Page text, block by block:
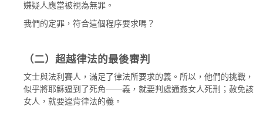
嫌疑人應當被視為無罪。
我們的定罪，符合這個程序要求嗎？
（二）超越律法的最後審判
文士與法利賽人，滿足了律法所要求的義。所以，他們的挑戰，
似乎將耶穌逼到了死角——義，就要判處通姦女人死刑；赦免該
女人，就要違背律法的義。